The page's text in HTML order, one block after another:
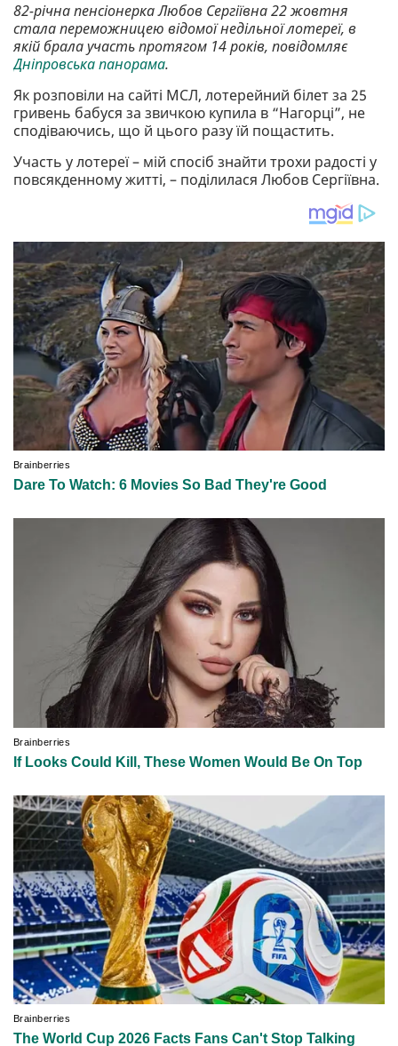
82-річна пенсіонерка Любов Сергіївна 22 жовтня
стала переможницею відомої недільної лотереї, в
якій брала участь протягом 14 років, повідомляє
Дніпровська панорама.
Як розповіли на сайті МСЛ, лотерейний білет за 25
гривень бабуся за звичкою купила в “Нагорці”, не
сподіваючись, що й цього разу їй пощастить.
Участь у лотереї – мій спосіб знайти трохи радості у
повсякденному житті, – поділилася Любов Сергіївна.